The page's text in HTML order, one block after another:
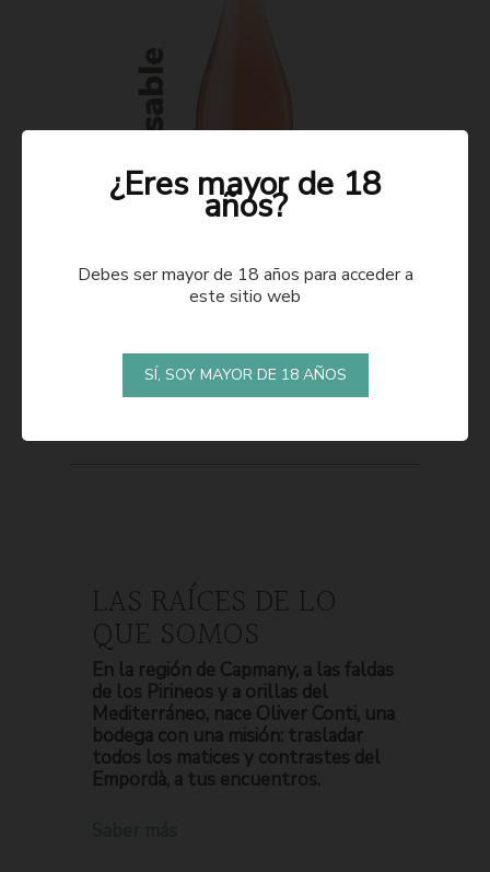
LAS RAÍCES DE LO
QUE SOMOS
En la región de Capmany, a las faldas
de los Pirineos y a orillas del
Mediterráneo, nace Oliver Conti, una
bodega con una misión: trasladar
todos los matices y contrastes del
Empordà, a tus encuentros.
¿Eres mayor de 18
años?
Debes ser mayor de 18 años para acceder a
este sitio web
SÍ, SOY MAYOR DE 18 AÑOS